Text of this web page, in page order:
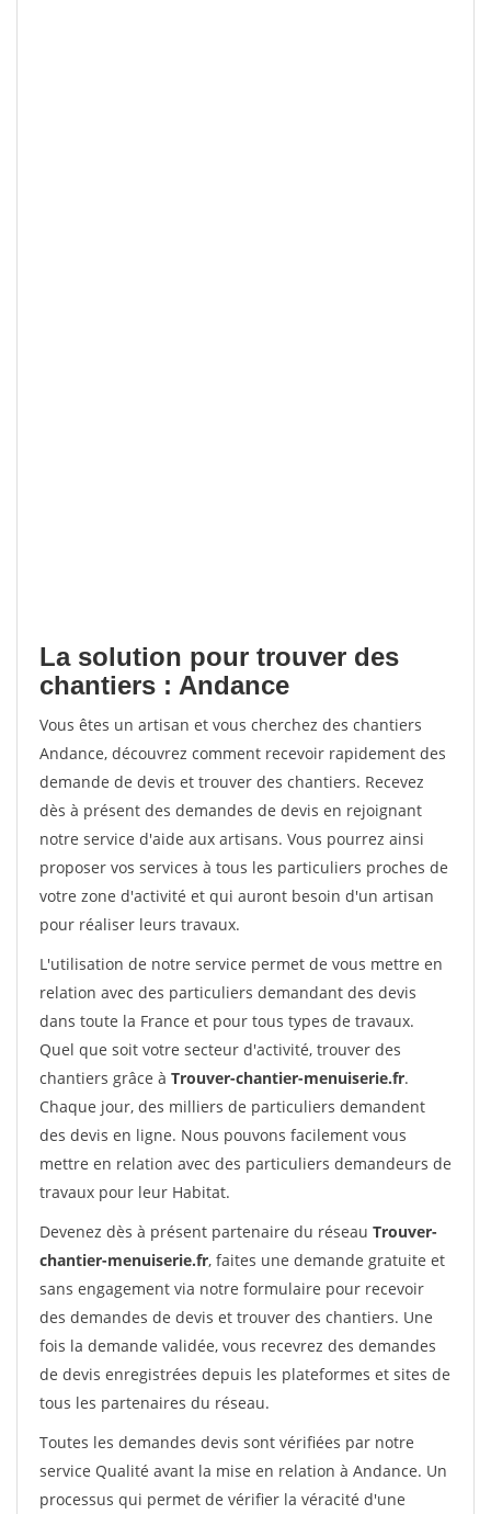
La solution pour trouver des
chantiers : Andance
Vous êtes un artisan et vous cherchez des chantiers
Andance, découvrez comment recevoir rapidement des
demande de devis et trouver des chantiers. Recevez
dès à présent des demandes de devis en rejoignant
notre service d'aide aux artisans. Vous pourrez ainsi
proposer vos services à tous les particuliers proches de
votre zone d'activité et qui auront besoin d'un artisan
pour réaliser leurs travaux.
L'utilisation de notre service permet de vous mettre en
relation avec des particuliers demandant des devis
dans toute la France et pour tous types de travaux.
Quel que soit votre secteur d'activité, trouver des
chantiers grâce à Trouver-chantier-menuiserie.fr.
Chaque jour, des milliers de particuliers demandent
des devis en ligne. Nous pouvons facilement vous
mettre en relation avec des particuliers demandeurs de
travaux pour leur Habitat.
Devenez dès à présent partenaire du réseau Trouver-
chantier-menuiserie.fr, faites une demande gratuite et
sans engagement via notre formulaire pour recevoir
des demandes de devis et trouver des chantiers. Une
fois la demande validée, vous recevrez des demandes
de devis enregistrées depuis les plateformes et sites de
tous les partenaires du réseau.
Toutes les demandes devis sont vérifiées par notre
service Qualité avant la mise en relation à Andance. Un
processus qui permet de vérifier la véracité d'une